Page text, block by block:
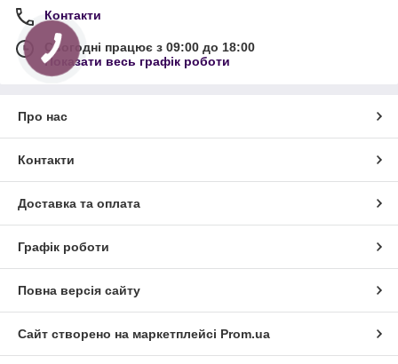
Контакти
Сьогодні працює з 09:00 до 18:00
Показати весь графік роботи
Про нас
Контакти
Доставка та оплата
Графік роботи
Повна версія сайту
Сайт створено на маркетплейсі Prom.ua